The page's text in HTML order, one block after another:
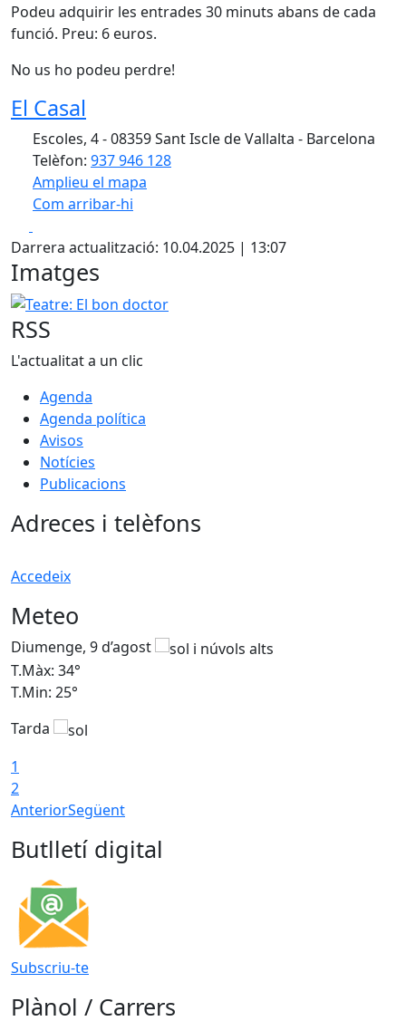
Podeu adquirir les entrades 30 minuts abans de cada
funció. Preu: 6 euros.
No us ho podeu perdre!
El Casal
Escoles, 4 - 08359 Sant Iscle de Vallalta - Barcelona
Telèfon: 937 946 128
Amplieu el mapa
Com arribar-hi
+
−
Darrera actualització: 10.04.2025 | 13:07
Imatges
Teatre: El bon doctor
RSS
L'actualitat a un clic
Agenda
Agenda política
Avisos
Notícies
Publicacions
Adreces i telèfons
Accedeix
Meteo
Diumenge, 9 d’agost
T.Màx: 34°
T.Min: 25°
Tarda
1
2
AnteriorSegüent
Butlletí digital
Subscriu-te
Plànol / Carrers